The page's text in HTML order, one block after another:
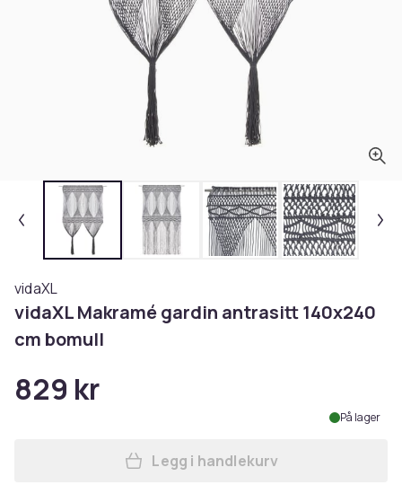
vidaXL
vidaXL Makramé gardin antrasitt 140x240
cm bomull
829 kr
På lager
Legg vidaXL Makramé
Legg i handlekurv